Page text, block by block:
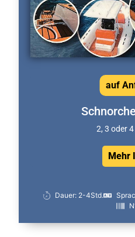
2, 3 oder
Mehr
auf
Dauer: 2-4Std.